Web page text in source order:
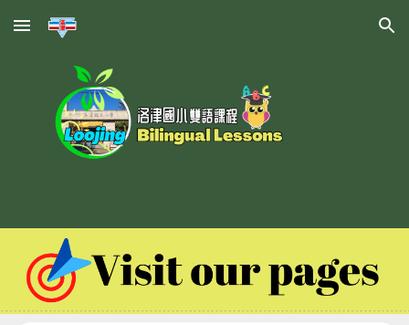
Skip to main content Skip to navigation